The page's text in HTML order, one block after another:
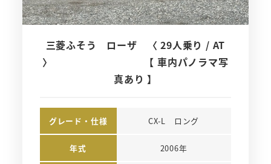
三菱ふそう ローザ 〈 29人乗り / AT
〉 【 車内パノラマ写
真あり 】
グレード・仕様 CX-L　ロング
年式 2006年